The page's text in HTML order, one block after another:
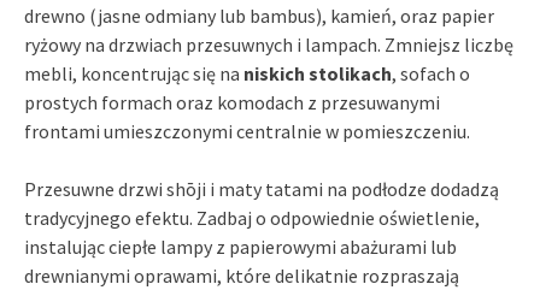
drewno (jasne odmiany lub bambus), kamień, oraz papier
ryżowy na drzwiach przesuwnych i lampach. Zmniejsz liczbę
mebli, koncentrując się na niskich stolikach, sofach o
prostych formach oraz komodach z przesuwanymi
frontami umieszczonymi centralnie w pomieszczeniu.
Przesuwne drzwi shōji i maty tatami na podłodze dodadzą
tradycyjnego efektu. Zadbaj o odpowiednie oświetlenie,
instalując ciepłe lampy z papierowymi abażurami lub
drewnianymi oprawami, które delikatnie rozpraszają